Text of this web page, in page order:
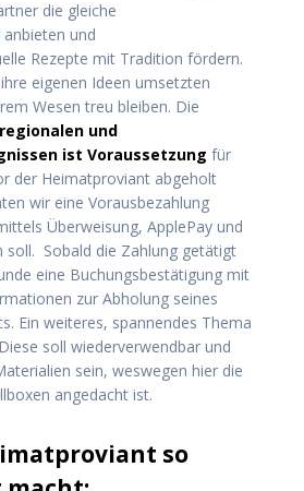
die gleiche
und
Rezepte mit Tradition fördern.
eigenen Ideen umsetzten
Wesen treu bleiben. Die
und
ist Voraussetzung für
der Heimatproviant abgeholt
wir eine Vorausbezahlung
Überweisung, ApplePay und
soll. Sobald die Zahlung getätigt
eine Buchungsbestätigung mit
zur Abholung seines
Ein weiteres, spannendes Thema
soll wiederverwendbar und
sein, weswegen hier die
angedacht ist.
so